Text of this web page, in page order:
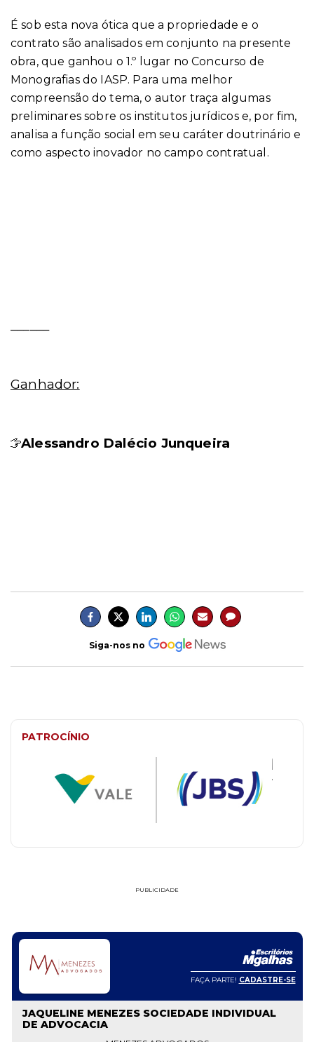
É sob esta nova ótica que a propriedade e o
contrato são analisados em conjunto na presente
obra, que ganhou o 1.º lugar no Concurso de
Monografias do IASP. Para uma melhor
compreensão do tema, o autor traça algumas
preliminares sobre os institutos jurídicos e, por fim,
analisa a função social em seu caráter doutrinário e
como aspecto inovador no campo contratual.
Ganhador:
Alessandro Dalécio Junqueira
Siga-nos no
PATROCÍNIO
PUBLICIDADE
FAÇA PARTE! CADASTRE-SE
JAQUELINE MENEZES SOCIEDADE INDIVIDUAL
DE ADVOCACIA